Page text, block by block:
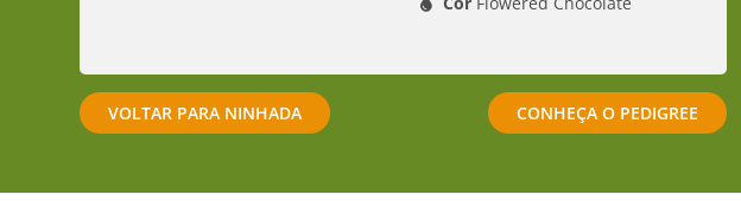
VOLTAR PARA NINHADA CONHEÇA O PEDIGREE